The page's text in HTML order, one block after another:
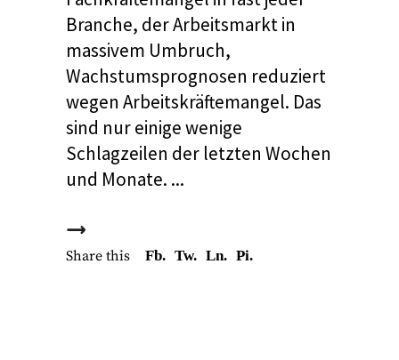
Branche, der Arbeitsmarkt in
massivem Umbruch,
Wachstumsprognosen reduziert
wegen Arbeitskräftemangel. Das
sind nur einige wenige
Schlagzeilen der letzten Wochen
und Monate.
Share this Fb. Tw. Ln. Pi.